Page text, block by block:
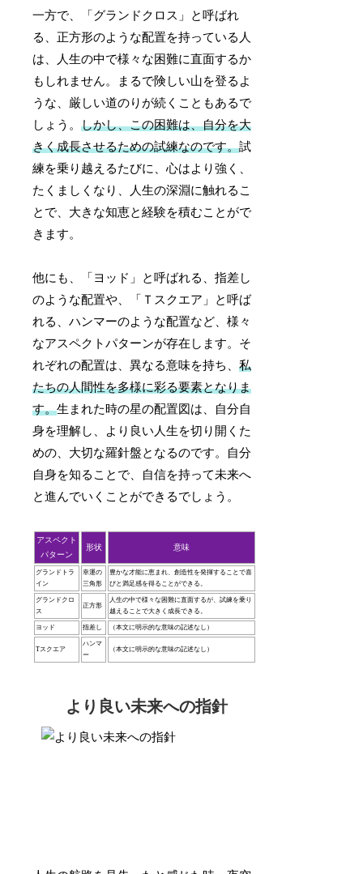
一方で、「グランドクロス」と呼ばれ
る、正方形のような配置を持っている人
は、人生の中で様々な困難に直面するか
もしれません。まるで険しい山を登るよ
うな、厳しい道のりが続くこともあるで
しょう。しかし、この困難は、自分を大
きく成長させるための試練なのです。試
練を乗り越えるたびに、心はより強く、
たくましくなり、人生の深淵に触れるこ
とで、大きな知恵と経験を積むことがで
きます。
他にも、「ヨッド」と呼ばれる、指差し
のような配置や、「Ｔスクエア」と呼ば
れる、ハンマーのような配置など、様々
なアスペクトパターンが存在します。そ
れぞれの配置は、異なる意味を持ち、私
たちの人間性を多様に彩る要素となりま
す。生まれた時の星の配置図は、自分自
身を理解し、より良い人生を切り開くた
めの、大切な羅針盤となるのです。自分
自身を知ることで、自信を持って未来へ
と進んでいくことができるでしょう。
アスペクト
パターン
形状 意味
グランドトラ
イン
幸運の
三角形
豊かな才能に恵まれ、創造性を発揮することで喜
びと満足感を得ることができる。
グランドクロ
ス
正方形
人生の中で様々な困難に直面するが、試練を乗り
越えることで大きく成長できる。
ヨッド 指差し （本文に明示的な意味の記述なし）
Tスクエア
ハンマ
ー
（本文に明示的な意味の記述なし）
より良い未来への指針